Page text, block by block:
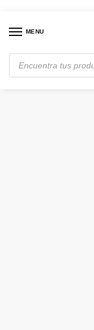
MENU
Inicio / Audio y Video /